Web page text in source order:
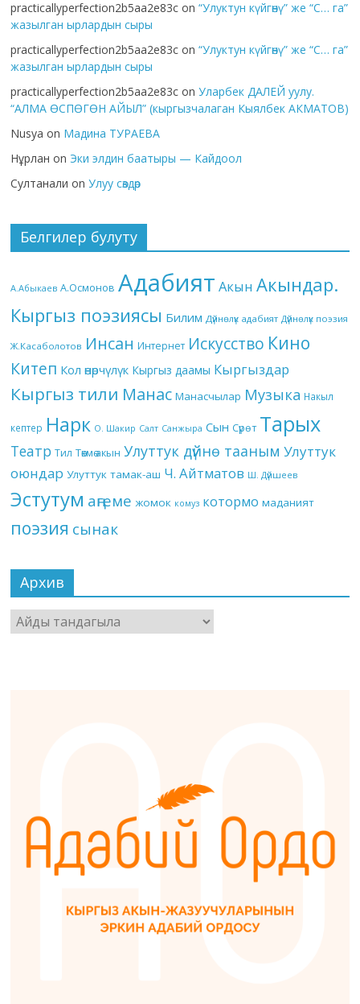
practicallyperfection2b5aa2e83c on“Улуктун күйгөнү” же “С… га”
жазылган ырлардын сыры
practicallyperfection2b5aa2e83c on“Улуктун күйгөнү” же “С… га”
жазылган ырлардын сыры
practicallyperfection2b5aa2e83c onУларбек ДАЛЕЙ уулу.
“АЛМА ӨСПӨГӨН АЙЫЛ” (кыргызчалаган Кыялбек АКМАТОВ)
Nusya on Мадина ТУРАЕВА
Нұрлан on Эки элдин баатыры — Кайдоол
Султанали onУлуу сөздөр
Белгилер булуту
А.Абыкаев А.Осмонов Адабият Акын Акындар.
Кыргыз поэзиясы Билим Дүйнөлүк адабият Дүйнөлүк поэзия
Ж.Касаболотов Инсан Интернет Искусство Кино
Китеп Кол өнөрчүлүк Кыргыз даамы Кыргыздар
Кыргыз тили Манас Манасчылар Музыка Накыл
кептер Нарк О. Шакир Салт Санжыра Сын Сүрөт Тарых
Театр Тил Төкмө акын Улуттук дүйнө тааным Улуттук
оюндар Улуттук тамак-аш Ч. Айтматов Ш. Дүйшеев
Эстутум аңгеме жомок комуз котормо маданият
поэзия сынак
Архив
Архив